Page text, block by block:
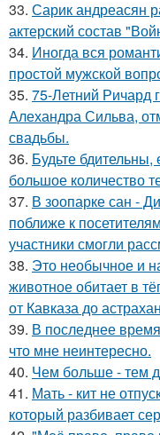
33. Сарик андреасян
актерский состав
34. Иногда вся
простой мужской
35. 75-Летний Ричард
Алехандра Сильва,
свадьбы.
36. Будьте бдительны,
большое количество
37. В зоопарке сан -
поближе к
участники смогли
38. Это необычное и
животное обитает в
от Кавказа до
39. В последнее
что мне неинтересно.
40. Чем больше - тем
41. Мать - кит не
который разбивает